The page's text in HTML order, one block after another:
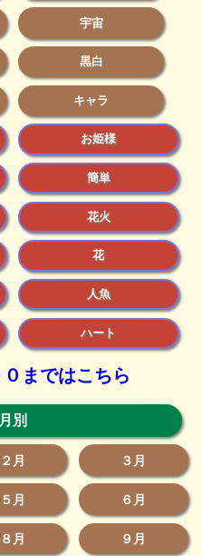
宇宙
黒白
キャラ
お姫様
簡単
花火
花
人魚
ハート
まではこちら
月別
２月 ３月
５月 ６月
８月 ９月